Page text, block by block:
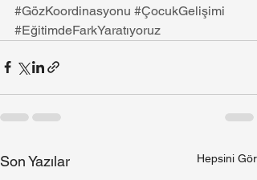
#GözKoordinasyonu #ÇocukGelişimi
#EğitimdeFarkYaratıyoruz
Son Yazılar Hepsini Gör